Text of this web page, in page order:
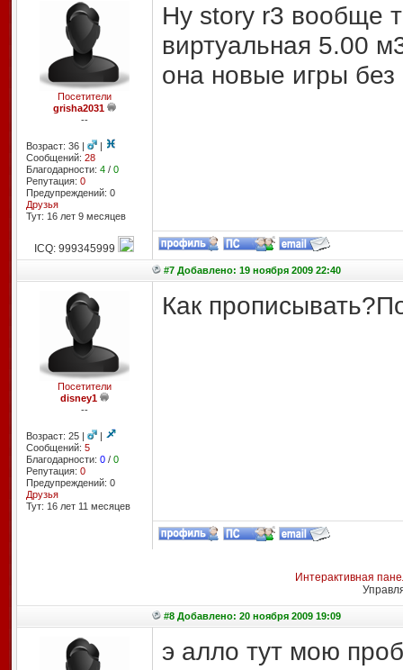
Посетители
grisha2031
--
Возраст: 36 |
|
Сообщений: 28
Благодарности: 4/ 0
Репутация: 0
Предупреждений: 0
Друзья
Тут: 16 лет 9 месяцев
Ну story r3 вообще
виртуальная 5.00
она новые игры без
ICQ: 999345999
#7 Добавлено: 19 ноября 2009 22:40
Посетители
disney1
--
Возраст: 25 |
|
Сообщений: 5
Благодарности: 0/ 0
Репутация: 0
Предупреждений: 0
Друзья
Тут: 16 лет 11 месяцев
Как
Интерактивная
#8 Добавлено: 20 ноября 2009 19:09
э алло тут мою